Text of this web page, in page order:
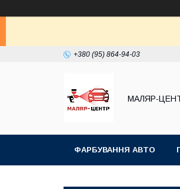
+380 (95) 864-94-03
МАЛЯР-
ФАРБУВАННЯ АВТО